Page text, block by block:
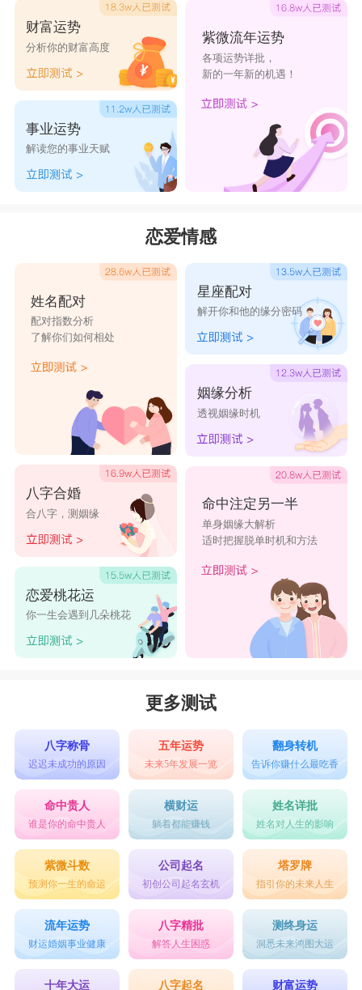
财富运势
分析你的财富高度
事业运势
解读您的事业天赋
紫微流年运势
各项运势详批，
新的一年新的机遇！
恋爱情感
姓名配对
配对指数分析
了解你们如何相处
八字合婚
合八字，测姻缘
恋爱桃花运
你一生会遇到几朵桃花
星座配对
解开你和他的缘分密码
姻缘分析
透视姻缘时机
命中注定另一半
单身姻缘大解析
适时把握脱单时机和方法
更多测试
八字称骨
迟迟未成功的原因
五年运势
未来5年发展一览
翻身转机
告诉你赚什么最吃香
命中贵人
谁是你的命中贵人
横财运
躺着都能赚钱
姓名详批
姓名对人生的影响
紫微斗数
预测你一生的命运
公司起名
初创公司起名玄机
塔罗牌
指引你的未来人生
流年运势
财运婚姻事业健康
八字精批
解答人生困惑
测终身运
洞悉未来鸿图大运
十年大运 八字起名 财富运势